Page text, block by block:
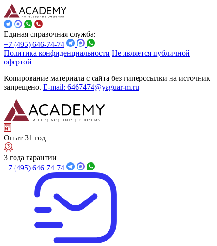
Единая справочная служба:
+7 (495) 646-74-74
Политика конфиденциальности Не является публичной
офертой
Копирование материала с сайта без гиперссылки на источник
запрещено. E-mail: 6467474@yaguar-m.ru
Опыт 31 год
3 года гарантии
+7 (495) 646-74-74